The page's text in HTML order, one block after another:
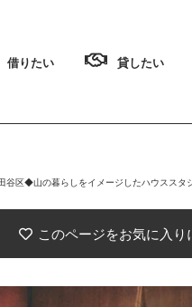
借りたい 貸したい
谷区◆山の暮らしをイメージしたハウスス
このページをお気に入り